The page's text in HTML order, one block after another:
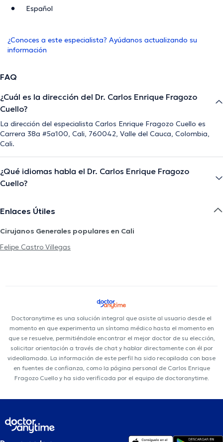
Español
¿Conoces a este especialista? Ayúdanos actualizando su
información
FAQ
¿Cuál es la dirección del Dr. Carlos Enrique Fragozo
Cuello?
La dirección del especialista Carlos Enrique Fragozo Cuello es
Carrera 38a #5a100, Cali, 760042, Valle del Cauca, Colombia,
Cali.
¿Qué idiomas habla el Dr. Carlos Enrique Fragozo
Cuello?
Enlaces Útiles
Cirujanos Generales populares en Cali
Felipe Castro Villegas
Doctoranytime es una solución integral que asiste al usuario desde el
momento en que experimenta un síntoma médico hasta el momento en
que se resuelve, permitiéndole encontrar el mejor doctor de su elección,
solicitar orientación a través de chat y hablar directamente con él por
videollamada. La información de este perfil ha sido recopilada con base
en fuentes de confianza, como la página personal de Carlos Enrique
Fragozo Cuello y ha sido verificada por el equipo de doctoranytime.